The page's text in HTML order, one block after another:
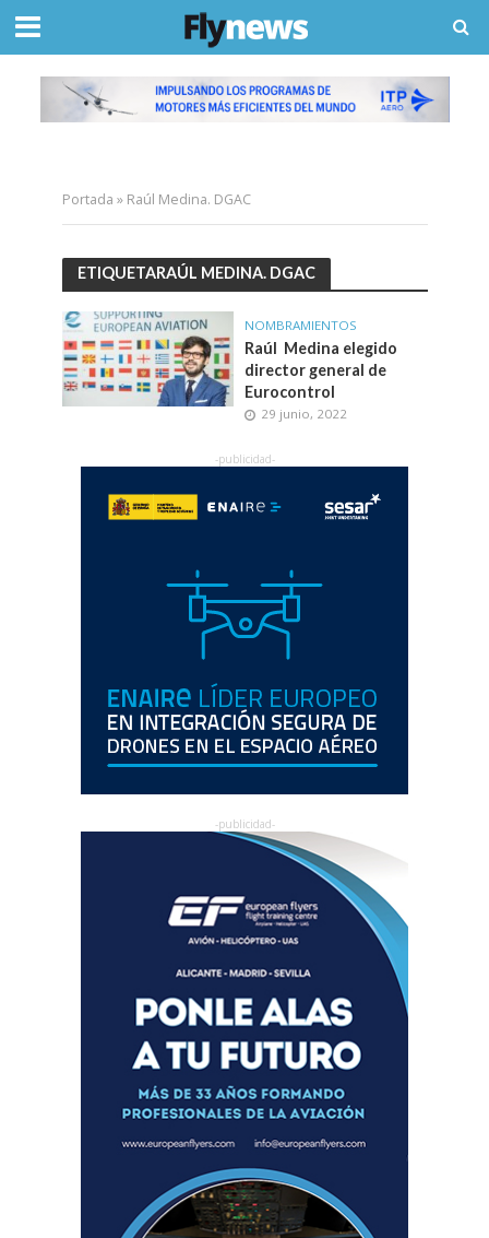
Portada » Raúl Medina. DGAC
ETIQUETARAÚL MEDINA. DGAC
NOMBRAMIENTOS
Raúl Medina elegido
director general de
Eurocontrol
29 junio, 2022